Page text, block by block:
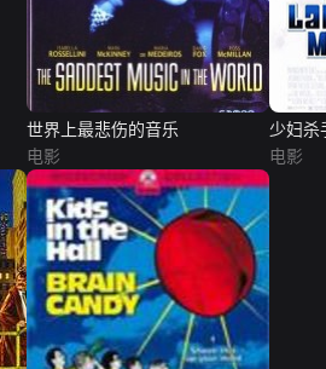
世界上最悲伤的音乐
电影
少妇杀
电影